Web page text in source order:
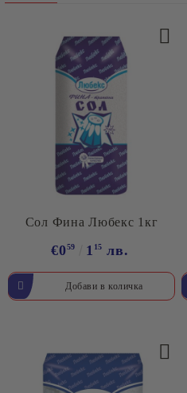
Сол Фина Любекс 1кг
€059 1 15 лв.